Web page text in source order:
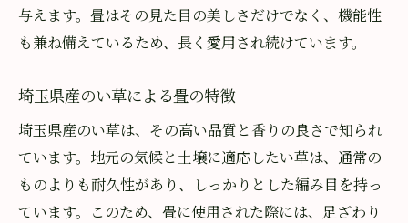
埼玉ならではの畳との暮らし方
畳を活用した豊かなライフスタイル
生活に活かす畳の伝統と革新
畳の香りで心を落ち着かせる効果とその秘密
畳の香りがもたらすリラックス効果
与えます。畳はその見た目の美しさだけでなく、機能性
も兼ね備えているため、長く愛用され続けています。
埼玉県産のい草による畳の特徴
埼玉県産のい草は、その高い品質と香りの良さで知られ
ています。地元の気候と土壌に適応したい草は、通常の
ものよりも耐久性があり、しっかりとした編み目を持っ
ています。このため、畳に使用された際には、足ざわり